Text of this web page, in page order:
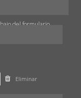
del formulario.
Eliminar